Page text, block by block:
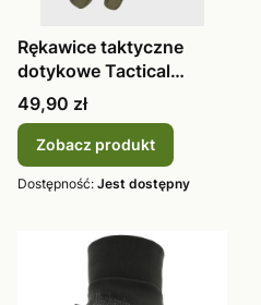
Rękawice taktyczne
dotykowe Tactical
Dominator WZ.
Cena
49,90 zł
Zobacz produkt
Dostępność: Jest dostępny